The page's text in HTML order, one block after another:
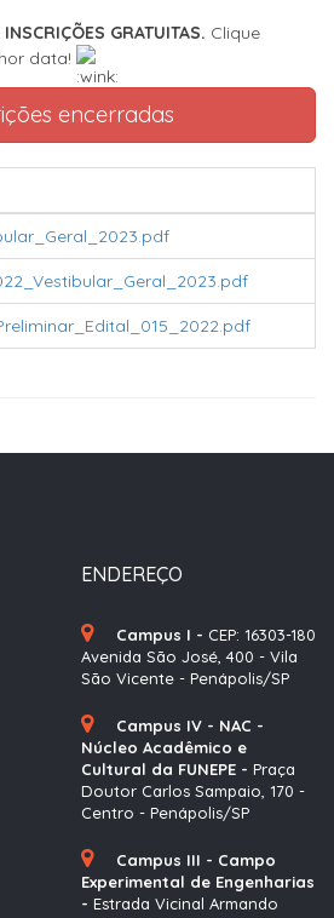
GRATUITAS. Clique
data!
encerradas
ENDEREÇO
Campus I - CEP: 16303-180
Avenida São José, 400 - Vila
São Vicente - Penápolis/SP
Campus IV - NAC -
Núcleo Acadêmico e
Cultural da FUNEPE - Praça
Doutor Carlos Sampaio, 170 -
Centro - Penápolis/SP
Campus III - Campo
Experimental de Engenharias
- Estrada Vicinal Armando